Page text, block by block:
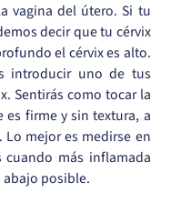
vagina del útero. Si tu
decir que tu cérvix
el cérvix es alto.
introducir uno de tus
Sentirás como tocar la
firme y sin textura, a
mejor es medirse en
más inflamada
abajo posible.